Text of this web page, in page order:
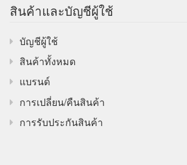
สินค้าและบัญชีผู้ใช้
บัญชีผู้ใช้
สินค้าทั้งหมด
แบรนด์
การเปลี่ยน/คืนสินค้า
การรับประกันสินค้า